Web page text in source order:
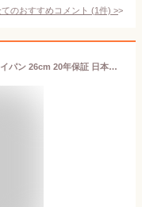
てのおすすめコメント (1件) >
燕三条の職人が作る ステンレス3層フライパン 26cm 20年保証 日本製 ガス火・IH対応 アルミクラッド三層フライパン ステンレス製 フライパン フッ素不使用 フジノス(代引不可)【送料無料】